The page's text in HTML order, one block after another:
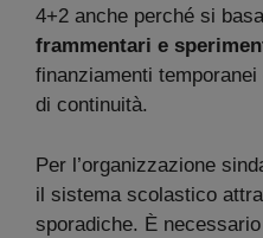
4+2 anche perché si
frammentari e
finanziamenti
di continuità.
Per l’organizzazione
il sistema scolastico
sporadiche. È